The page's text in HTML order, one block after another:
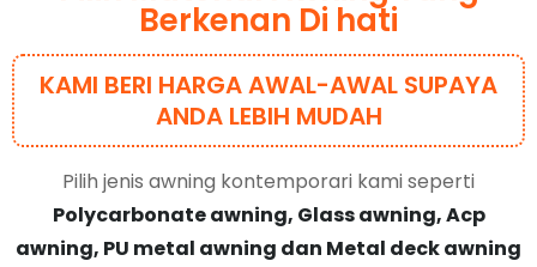
Berkenan Di hati
KAMI BERI HARGA AWAL-AWAL SUPAYA
ANDA LEBIH MUDAH
Pilih jenis awning kontemporari kami seperti
Polycarbonate awning, Glass awning, Acp
awning, PU metal awning dan Metal deck awning